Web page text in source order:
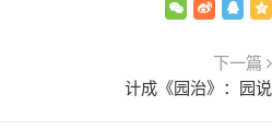
下一篇
计成《园治》：园说